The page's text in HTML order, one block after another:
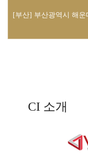
[부산] 부산광역시 해
CI 소개